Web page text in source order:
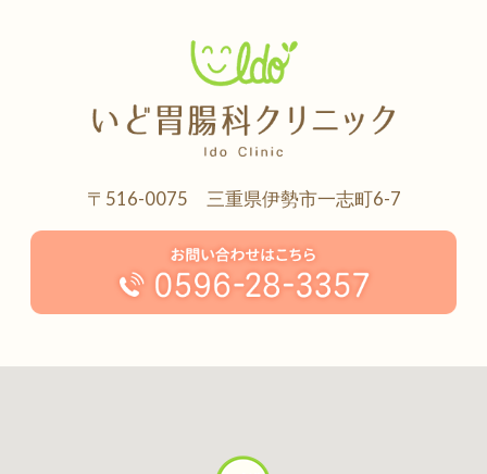
〒516-0075 三重県伊勢市一志町6-7